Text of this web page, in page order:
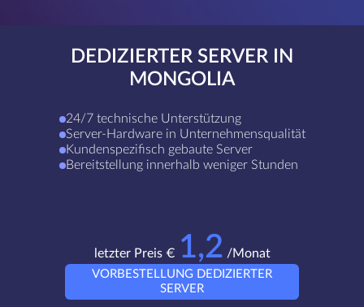
DEDIZIERTER SERVER IN
MONGOLIA
24/7 technische Unterstützung
Server-Hardware in Unternehmensqualität
Kundenspezifisch gebaute Server
Bereitstellung innerhalb weniger Stunden
letzter Preis € 1,2 /Monat
VORBESTELLUNG DEDIZIERTER
SERVER